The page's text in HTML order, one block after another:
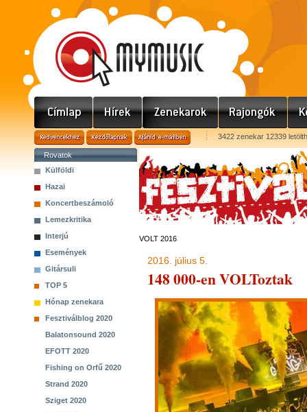
3422 zenekar 12339
Rovatok
Külföldi
Hazai
Koncertbeszámoló
Lemezkritika
Interjú
Események
Gitársuli
TOP 5
Hónap zenekara
Fesztiválblog 2020
Balatonsound 2020
EFOTT 2020
Fishing on Orfű 2020
Strand 2020
Sziget 2020
VOLT 2016
2016. július 5.
148 000-en VOLToztak